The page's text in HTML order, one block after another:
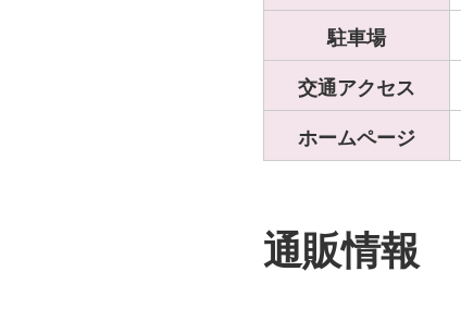
駐車場
交通アクセス
ホームページ
通販情報